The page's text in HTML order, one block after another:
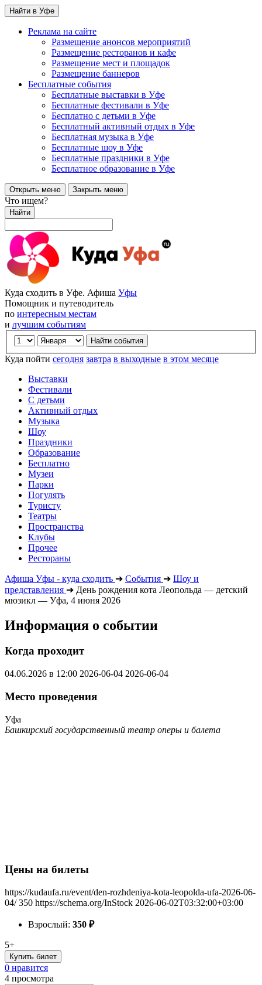
Найти в Уфе
Реклама на сайте
Размещение анонсов мероприятий
Размещение ресторанов и кафе
Размещение мест и площадок
Размещение баннеров
Бесплатные события
Бесплатные выставки в Уфе
Бесплатные фестивали в Уфе
Бесплатно с детьми в Уфе
Бесплатный активный отдых в Уфе
Бесплатная музыка в Уфе
Бесплатные шоу в Уфе
Бесплатные праздники в Уфе
Бесплатное образование в Уфе
Открыть меню Закрыть меню
Что ищем?
Найти
Куда сходить в Уфе. Афиша Уфы
Помощник и путеводитель
по интересным местам
и лучшим событиям
Куда пойти сегодня завтра в выходные в этом месяце
Выставки
Фестивали
С детьми
Активный отдых
Музыка
Шоу
Праздники
Образование
Бесплатно
Музеи
Парки
Погулять
Туристу
Театры
Пространства
Клубы
Прочее
Рестораны
Афиша Уфы - куда сходить ➔ События ➔ Шоу и
представления ➔ День рождения кота Леопольда — детский
мюзикл — Уфа, 4 июня 2026
Информация о событии
Когда проходит
04.06.2026 в 12:00 2026-06-04 2026-06-04
Место проведения
Уфа
Башкирский государственный театр оперы и балета
Цены на билеты
https://kudaufa.ru/event/den-rozhdeniya-kota-leopolda-ufa-2026-06-
04/ 350 https://schema.org/InStock 2026-06-02T03:32:00+03:00
Взрослый: 350 ₽
5+
Купить билет
0 нравится
4 просмотра